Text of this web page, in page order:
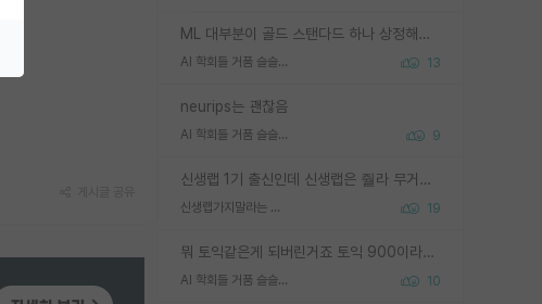
ML 대부분이 골드 스탠다드 하나 상정해놓고 (벤치마크 데이터셋이 여러 개면 여러 개 상정) 그거 얼마나 잘 맞추나 싸움임 가끔 번뜩이는 설계 철학을 보여주는 논문들도 있지만 대부분 그거 성적 얼마나 더 올리느라에 혈안이 되어 있는 측면이 잇음
AI 학회들 거품 슬슬 지적이 나오네요 13
neurips는 괜찮음
AI 학회들 거품 슬슬 지적이 나오네요 9
신생랩 1기 출신인데 신생랩은 줠라 무거운 바벨 같은거임. 들면 대박인데 못들면 깔려 죽음. 아무도 알려주지 않는 환경에서 자생해야하지만, 일단 살아남았다면 그 어떤 사람보다 악착같고 생존력 높은 사람으로 거듭날 수 있음
신생랩가지말라는 이유가 있었구나 19
뭐 토익같은게 되버린거죠 토익 900이라고 영어잘하는건 아닙니다만 잘하는사람은 다 900을 넘는 그런
AI 학회들 거품 슬슬 지적이 나오네요 10